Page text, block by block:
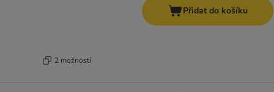
2 možností
Přidat do košíku